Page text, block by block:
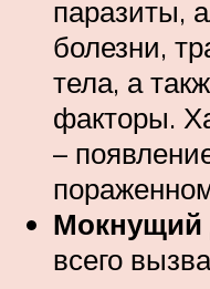
паразиты,
болезни,
тела, а
факторы.
–
Мокнущий
всего